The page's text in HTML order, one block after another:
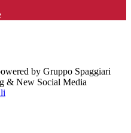
by Gruppo Spaggiari
& New Social Media